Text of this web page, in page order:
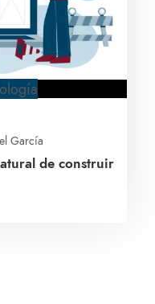
García
de construir